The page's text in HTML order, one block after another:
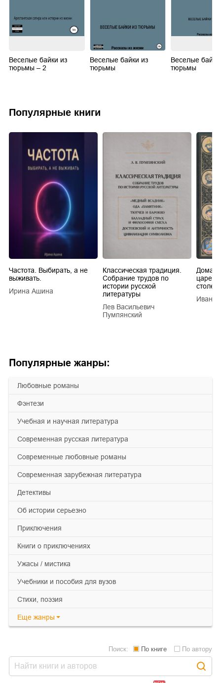
Популярные жанры:
любовные романы
фэнтези
учебная и научная литература
современная русская литература
современные любовные романы
современная зарубежная литература
детективы
об истории серьезно
приключения
книги о приключениях
ужасы / мистика
учебники и пособия для вузов
cтихи, поэзия
Еще жанры
Веселые байки из
тюрьмы – 2
Веселые байки из
тюрьмы
Веселые байки
тюрьмы
Популярные книги
Частота. Выбирать, а не
выживать.
Ирина Ашина
Классическая традиция.
Собрание трудов по
истории русской
литературы
Лев Васильевич
Пумпянский
царей
Иван
Поиск: По книге По автору